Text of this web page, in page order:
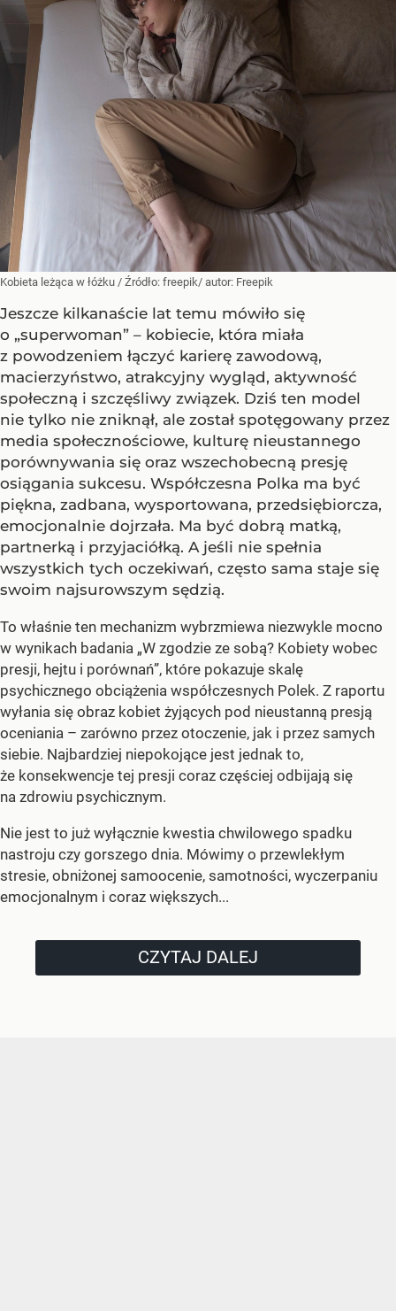
Kobieta leżąca w łóżku / Źródło: freepik/ autor: Freepik
Jeszcze kilkanaście lat temu mówiło się
o „superwoman” – kobiecie, która miała
z powodzeniem łączyć karierę zawodową,
macierzyństwo, atrakcyjny wygląd, aktywność
społeczną i szczęśliwy związek. Dziś ten model
nie tylko nie zniknął, ale został spotęgowany przez
media społecznościowe, kulturę nieustannego
porównywania się oraz wszechobecną presję
osiągania sukcesu. Współczesna Polka ma być
piękna, zadbana, wysportowana, przedsiębiorcza,
emocjonalnie dojrzała. Ma być dobrą matką,
partnerką i przyjaciółką. A jeśli nie spełnia
wszystkich tych oczekiwań, często sama staje się
swoim najsurowszym sędzią.
To właśnie ten mechanizm wybrzmiewa niezwykle mocno
w wynikach badania „W zgodzie ze sobą? Kobiety wobec
presji, hejtu i porównań”, które pokazuje skalę
psychicznego obciążenia współczesnych Polek. Z raportu
wyłania się obraz kobiet żyjących pod nieustanną presją
oceniania – zarówno przez otoczenie, jak i przez samych
siebie. Najbardziej niepokojące jest jednak to,
że konsekwencje tej presji coraz częściej odbijają się
na zdrowiu psychicznym.
Nie jest to już wyłącznie kwestia chwilowego spadku
nastroju czy gorszego dnia. Mówimy o przewlekłym
stresie, obniżonej samoocenie, samotności, wyczerpaniu
emocjonalnym i coraz większych...
CZYTAJ DALEJ